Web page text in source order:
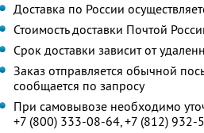
Доставка по России
Стоимость доставки Почтой
Срок доставки зависит от
Заказ отправляется обычной
сообщается по запросу
При самовывозе необходимо
+7 (800) 333-08-64, +7 (812) 932-